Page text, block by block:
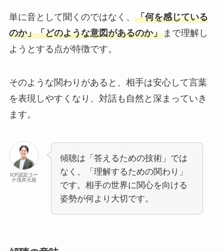
単に音として聞くのではなく、 「何を感じている
のか」「どのような意図があるのか」まで理解し
ようとする点が特徴です。
そのような関わりがあると、相手は安心して言葉
を表現しやすくなり、対話も自然と深まっていき
ます。
ICF認定コー
チ浅井元規
傾聴は「答えるための技術」では
なく、「理解するための関わり」
です。相手の世界に関心を向ける
姿勢が何より大切です。